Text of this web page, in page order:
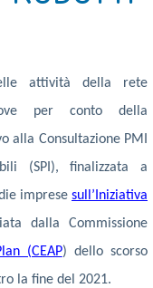
attività della rete
per conto della
alla Consultazione PMI
(SPI),finalizzata a
imprese sull’Iniziativa
dalla Commissione
(CEAP) dello scorso
la fine del 2021.